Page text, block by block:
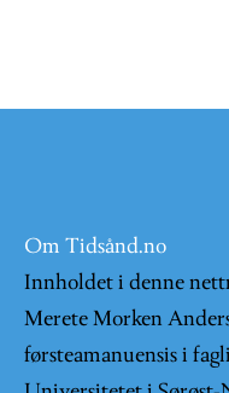
Om Tidsånd.no
Innholdet i denne
Merete Morken
førsteamanuensis i